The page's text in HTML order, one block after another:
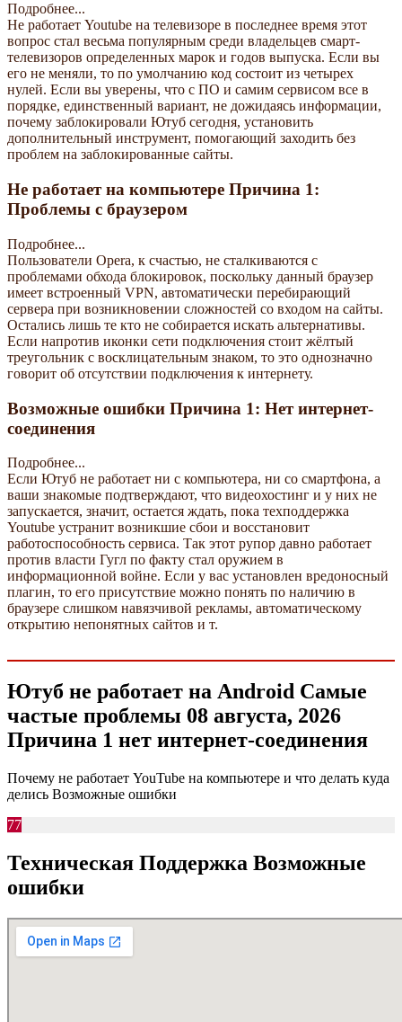
Подробнее...
Не работает Youtube на телевизоре в последнее время этот
вопрос стал весьма популярным среди владельцев смарт-
телевизоров определенных марок и годов выпуска. Если вы
его не меняли, то по умолчанию код состоит из четырех
нулей. Если вы уверены, что с ПО и самим сервисом все в
порядке, единственный вариант, не дожидаясь информации,
почему заблокировали Ютуб сегодня, установить
дополнительный инструмент, помогающий заходить без
проблем на заблокированные сайты.
Не работает на компьютере Причина 1:
Проблемы с браузером
Подробнее...
Пользователи Opera, к счастью, не сталкиваются с
проблемами обхода блокировок, поскольку данный браузер
имеет встроенный VPN, автоматически перебирающий
сервера при возникновении сложностей со входом на сайты.
Остались лишь те кто не собирается искать альтернативы.
Если напротив иконки сети подключения стоит жёлтый
треугольник с восклицательным знаком, то это однозначно
говорит об отсутствии подключения к интернету.
Возможные ошибки Причина 1: Нет интернет-
соединения
Подробнее...
Если Ютуб не работает ни с компьютера, ни со смартфона, а
ваши знакомые подтверждают, что видеохостинг и у них не
запускается, значит, остается ждать, пока техподдержка
Youtube устранит возникшие сбои и восстановит
работоспособность сервиса. Так этот рупор давно работает
против власти Гугл по факту стал оружием в
информационной войне. Если у вас установлен вредоносный
плагин, то его присутствие можно понять по наличию в
браузере слишком навязчивой рекламы, автоматическому
открытию непонятных сайтов и т.
Ютуб не работает на Android Самые
частые проблемы 08 августа, 2026
Причина 1 нет интернет-соединения
Почему не работает YouTube на компьютере и что делать куда
делись Возможные ошибки
77
Техническая Поддержка Возможные
ошибки